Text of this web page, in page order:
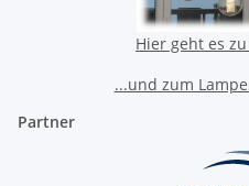
Hier geht es
...und zum
Partner